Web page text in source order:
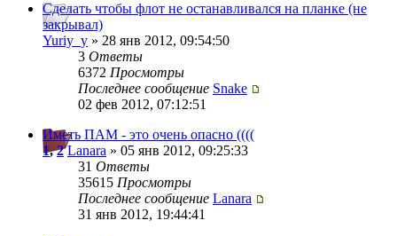
Сделать чтобы флот не останавливался на планке (не
закрывал)
Yuriy_y » 28 янв 2012, 09:54:50
3 Ответы
6372 Просмотры
Последнее сообщение Snake
02 фев 2012, 07:12:51
Иметь ПАМ - это очень опасно ((((
1,2 Lanara » 05 янв 2012, 09:25:33
31 Ответы
35615 Просмотры
Последнее сообщение Lanara
31 янв 2012, 19:44:41